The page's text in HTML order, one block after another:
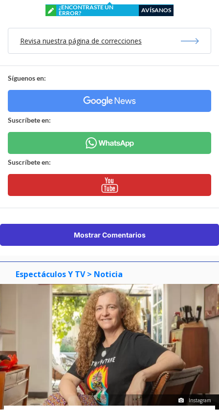
¿ENCONTRASTE UN
ERROR?
AVÍSANOS
Revisa nuestra página de correcciones
Síguenos en:
Suscríbete en:
Suscríbete en:
Mostrar Comentarios
Espectáculos Y TV > Noticia
Instagram